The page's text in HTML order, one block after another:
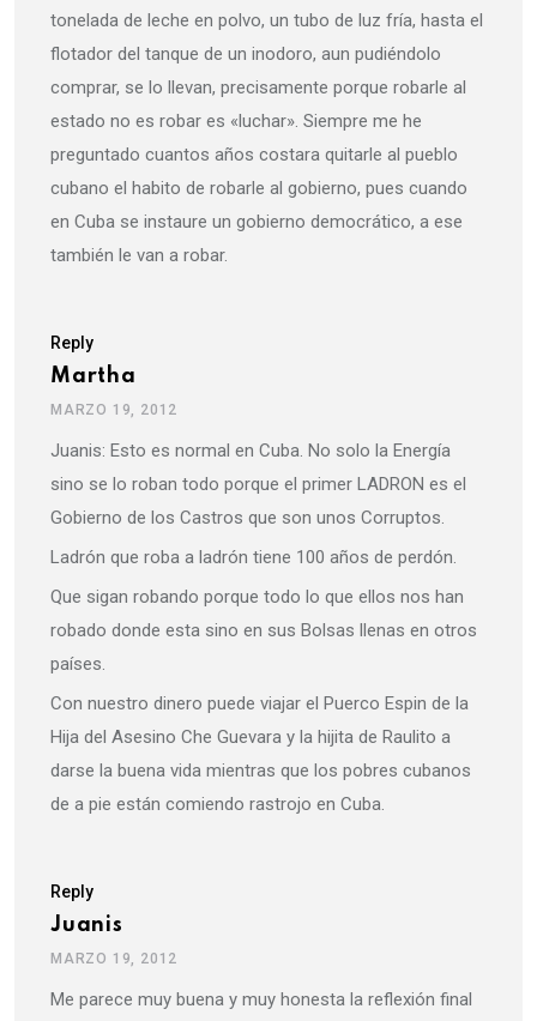
tonelada de leche en polvo, un tubo de luz fría, hasta el
flotador del tanque de un inodoro, aun pudiéndolo
comprar, se lo llevan, precisamente porque robarle al
estado no es robar es «luchar». Siempre me he
preguntado cuantos años costara quitarle al pueblo
cubano el habito de robarle al gobierno, pues cuando
en Cuba se instaure un gobierno democrático, a ese
también le van a robar.
Reply
Martha
MARZO 19, 2012
Juanis: Esto es normal en Cuba. No solo la Energía
sino se lo roban todo porque el primer LADRON es el
Gobierno de los Castros que son unos Corruptos.
Ladrón que roba a ladrón tiene 100 años de perdón.
Que sigan robando porque todo lo que ellos nos han
robado donde esta sino en sus Bolsas llenas en otros
países.
Con nuestro dinero puede viajar el Puerco Espin de la
Hija del Asesino Che Guevara y la hijita de Raulito a
darse la buena vida mientras que los pobres cubanos
de a pie están comiendo rastrojo en Cuba.
Reply
Juanis
MARZO 19, 2012
Me parece muy buena y muy honesta la reflexión final